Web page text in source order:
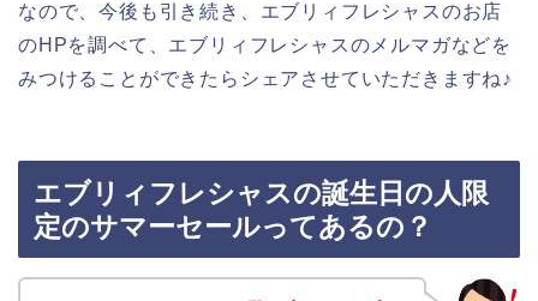
なので、今後も引き続き、エブリィフレシャスのお店
のHPを調べて、エブリィフレシャスのメルマガなどを
みつけることができたらシェアさせていただきますね♪
エブリィフレシャスの誕生日の人限
定のサマーセールってあるの？